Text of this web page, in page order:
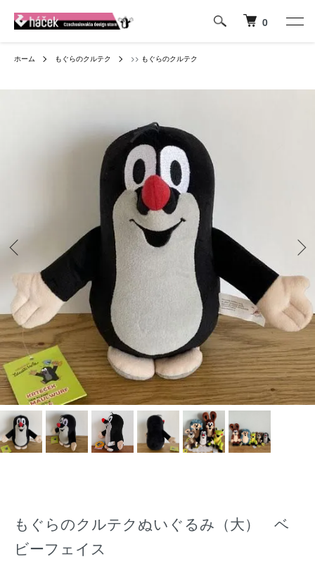
0
ホーム もぐらのクルテク >> もぐらのクルテク
もぐらのクルテクぬいぐるみ（大） ベ
ビーフェイス